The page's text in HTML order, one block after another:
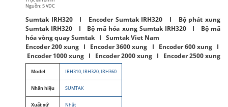
Nguồn: 5 VDC
Sumtak IRH320 I Encoder Sumtak IRH320 I Bộ phát xung
Sumtak IRH320 I Bộ mã hóa xung Sumtak IRH320 I Bộ mã
hóa vòng quay Sumtak I Sumtak Viet Nam
Encoder 200 xung I Encoder 3600 xung I Encoder 600 xung I
Encoder 1000 xung I Encoder 2000 xung I Encoder 2500 xung
Model IRH310, IRH320, IRH360
Nhãn hiệu SUMTAK
Xuất xứ Nhật